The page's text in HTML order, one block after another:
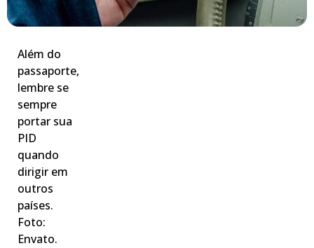
Além do
passaporte,
lembre se
sempre
portar sua
PID
quando
dirigir em
outros
países.
Foto:
Envato.